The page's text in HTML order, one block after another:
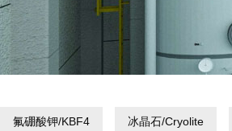
氟硼酸钾/KBF4 冰晶石/Cryolite